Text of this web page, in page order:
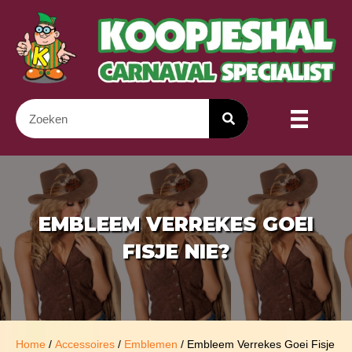
EMBLEEM VERREKES GOEI
FISJE NIE?
Home / Accessoires / Emblemen / Embleem Verrekes Goei Fisje